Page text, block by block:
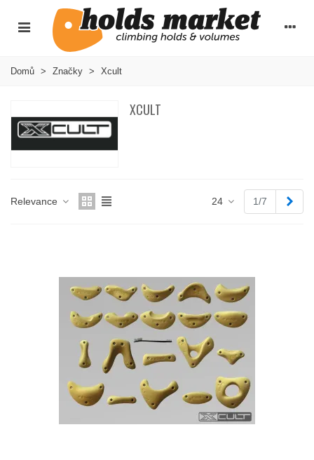
Domů > Značky > Xcult
XCULT
Relevance 24 1/7